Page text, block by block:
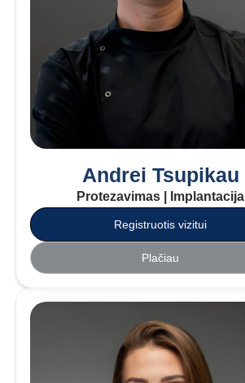
Andrei Tsupikau
Protezavimas | Implantacija
Registruotis vizitui
Plačiau